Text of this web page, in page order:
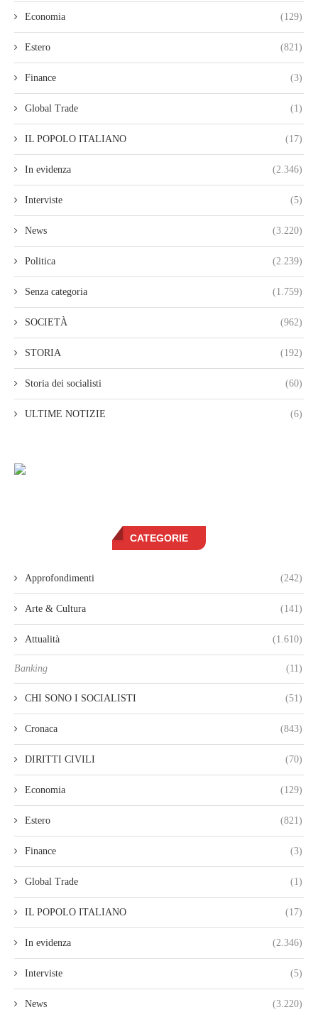
Economia (129)
Estero (821)
Finance (3)
Global Trade (1)
IL POPOLO ITALIANO (17)
In evidenza (2.346)
Interviste (5)
News (3.220)
Politica (2.239)
Senza categoria (1.759)
SOCIETÀ (962)
STORIA (192)
Storia dei socialisti (60)
ULTIME NOTIZIE (6)
CATEGORIE
Approfondimenti (242)
Arte & Cultura (141)
Attualità (1.610)
Banking (11)
CHI SONO I SOCIALISTI (51)
Cronaca (843)
DIRITTI CIVILI (70)
Economia (129)
Estero (821)
Finance (3)
Global Trade (1)
IL POPOLO ITALIANO (17)
In evidenza (2.346)
Interviste (5)
News (3.220)